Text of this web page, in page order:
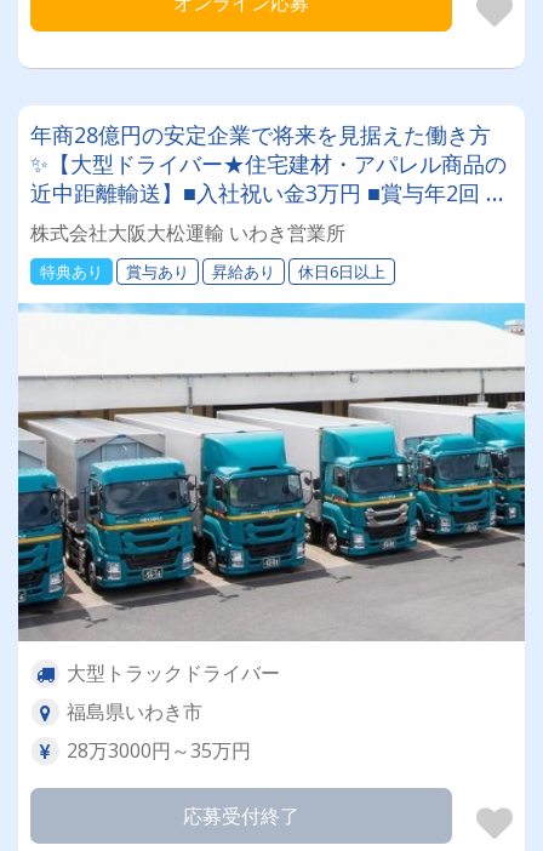
年商28億円の安定企業で将来を見据えた働き方
✨【大型ドライバー★住宅建材・アパレル商品の
近中距離輸送】■入社祝い金3万円 ■賞与年2回 ■
昇給 ■未経験活躍【週休2日制】【資格取得制
度】【日勤】安定した収入・環境を求める方にピ
ッタリな職場です☆彡
株式会社大阪大松運輸 いわき営業所
特典あり 賞与あり 昇給あり 休日6日以上
大型トラックドライバー
福島県いわき市
28万3000円～35万円
応募受付終了